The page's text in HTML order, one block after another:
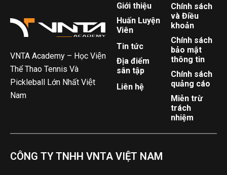
VNTA Academy – Học Viện
Thể Thao Tennis Và
Pickleball Lớn Nhất Việt
Nam
Giới thiệu
Huấn Luyện
Viên
Tin tức
Địa điểm
sân tập
Liên hệ
Chính sách
và Điều
khoản
Chính sách
bảo mật
thông tin
Chính sách
quảng cáo
Miễn trừ
trách
nhiệm
CÔNG TY TNHH VNTA VIỆT NAM